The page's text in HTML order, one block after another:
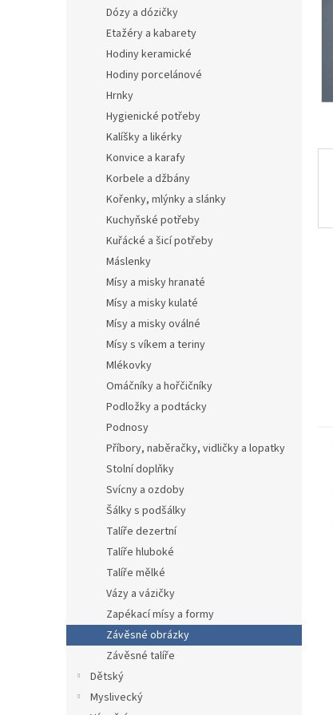
Dózy a dózičky
Etažéry a kabarety
Hodiny keramické
Hodiny porcelánové
Hrnky
Hygienické potřeby
Kalíšky a likérky
Konvice a karafy
Korbele a džbány
Kořenky, mlýnky a slánky
Kuchyňské potřeby
Kuřácké a šicí potřeby
Máslenky
Mísy a misky hranaté
Mísy a misky kulaté
Mísy a misky oválné
Mísy s víkem a teriny
Mlékovky
Omáčníky a hořčičníky
Podložky a podtácky
Podnosy
Příbory, naběračky, vidličky a lopatky
Stolní doplňky
Svícny a ozdoby
Šálky s podšálky
Talíře dezertní
Talíře hluboké
Talíře mělké
Vázy a vázičky
Zapékací mísy a formy
Závěsné obrázky
Závěsné talíře
Dětský
Myslivecký